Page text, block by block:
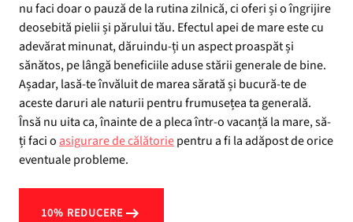
nu faci doar o pauză de la rutina zilnică, ci oferi și o îngrijire
deosebită pielii și părului tău. Efectul apei de mare este cu
adevărat minunat, dăruindu-ți un aspect proaspăt și
sănătos, pe lângă beneficiile aduse stării generale de bine.
Așadar, lasă-te învăluit de marea sărată și bucură-te de
aceste daruri ale naturii pentru frumusețea ta generală.
Însă nu uita ca, înainte de a pleca într-o vacanță la mare, să-
ți faci o asigurare de călătoriepentru a fi la adăpost de orice
eventuale probleme.
10% REDUCERE